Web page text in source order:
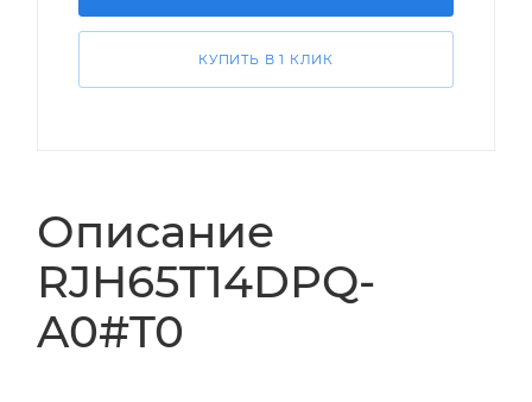
КУПИТЬ В 1 КЛИК
Описание
RJH65T14DPQ-
A0#T0